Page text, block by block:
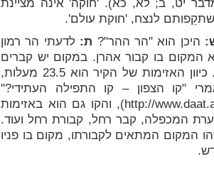
לנצח, 'חוקת עולם'.
היכן הוא "הר ההר"? ת:לדעתי הר רמון
בו קבור אהרן. במקום יש קברים
לא ידועים, וכן קיר שלא מוסבר תפקידו. כיוון האזימות של הקיר הוא 23.5 מעלות,
"קו הצפון – קו התפילה העתידי?"
http://), והקו גם הוא באזימות
המכפלה, קבר רחל, קבורת רחל ועוד.
המקום המתאים לקבורתו, מקום בו פניו